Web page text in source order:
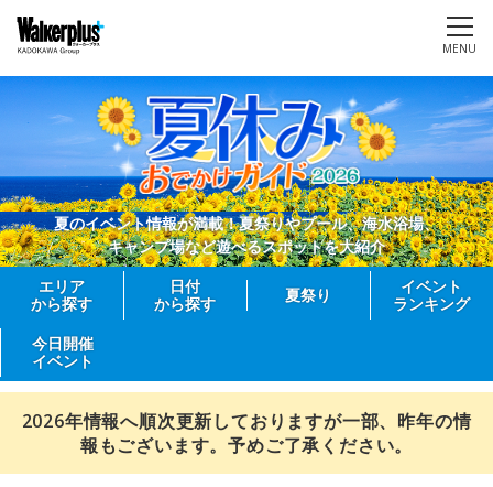
MENU
夏のイベント情報が満載！夏祭りやプール、海水浴場、
キャンプ場など遊べるスポットを大紹介
エリア
から探す
日付
から探す
夏祭り
イベント
ランキング
今日開催
イベント
2026年情報へ順次更新しておりますが一部、昨年の情
報もございます。予めご了承ください。